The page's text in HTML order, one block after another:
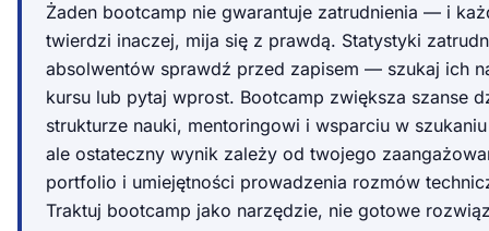
Żaden bootcamp nie gwarantuje zatrudnienia — i
twierdzi inaczej, mija się z prawdą. Statystyki
absolwentów sprawdź przed zapisem — szukaj ich
kursu lub pytaj wprost. Bootcamp zwiększa szanse
strukturze nauki, mentoringowi i wsparciu w
ale ostateczny wynik zależy od twojego
portfolio i umiejętności prowadzenia rozmów
Traktuj bootcamp jako narzędzie, nie gotowe